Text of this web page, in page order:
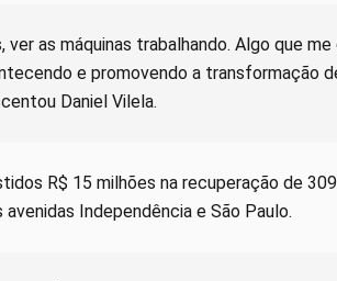
as máquinas trabalhando. Algo que
e promovendo a transformação
Daniel Vilela.
R$ 15 milhões na recuperação de
Independência e São Paulo.